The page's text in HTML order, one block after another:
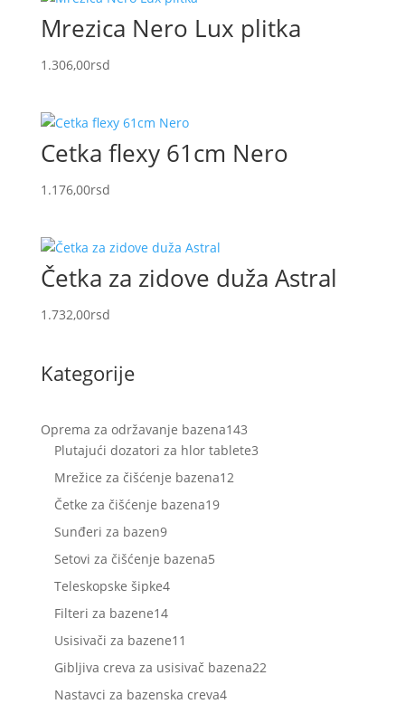
Mrezica Nero Lux plitka
1.306,00rsd
Cetka flexy 61cm Nero
1.176,00rsd
Četka za zidove duža Astral
1.732,00rsd
Kategorije
Oprema za održavanje bazena143143
proizvoda
Plutajući dozatori za hlor tablete33
Mrežice za čišćenje bazena1212
Četke za čišćenje bazena1919
Sunđeri za bazen99
proizvoda
Setovi za čišćenje bazena55
Teleskopske šipke44
Filteri za bazene1414
proizvoda
Usisivači za bazene11
proizvoda
Gibljiva creva za usisivač bazena2222
Nastavci za bazenska creva44